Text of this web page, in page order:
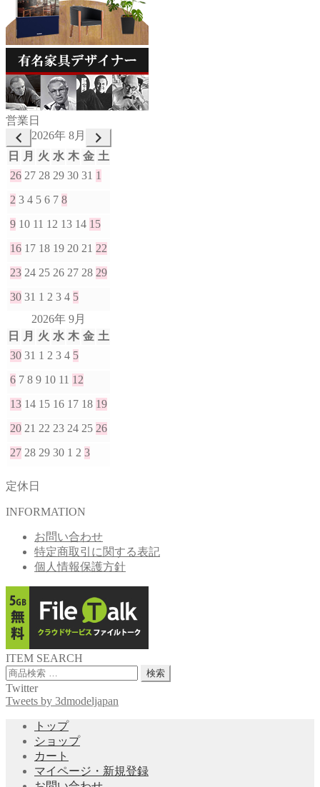
営業日
2026年 8月
日
月 火 水 木 金 土
26 27 28 29 30 31 1
2 3 4 5 6 7 8
9 10 11 12 13 14 15
16 17 18 19 20 21 22
23 24 25 26 27 28 29
30 31 1 2 3 4 5
2026年 9月
日
月 火 水 木 金 土
30 31 1 2 3 4 5
6 7 8 9 10 11 12
13 14 15 16 17 18 19
20 21 22 23 24 25 26
27 28 29 30 1 2 3
定休日
INFORMATION
お問い合わせ
特定商取引に関する表記
個人情報保護方針
ITEM SEARCH
検
索
対
検索
Twitter
Tweets by 3dmodeljapan
トップ
ショップ
カート
マイページ・新規登録